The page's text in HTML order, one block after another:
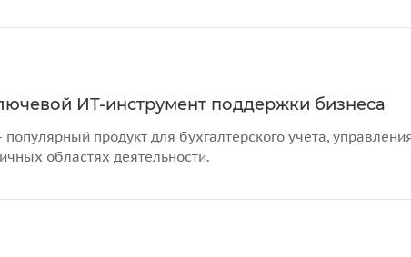
ИТ-инструмент поддержки бизнеса
продукт для бухгалтерского учета,
областях деятельности.